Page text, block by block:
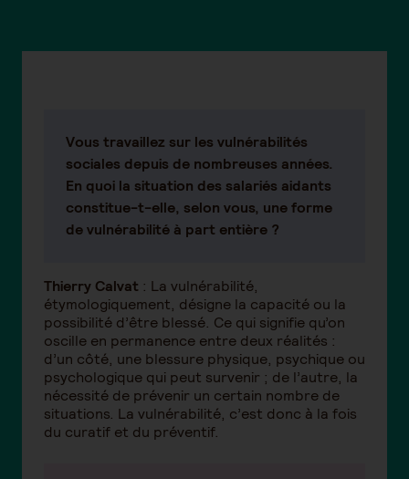
Vous travaillez sur les vulnérabilités
sociales depuis de nombreuses années.
En quoi la situation des salariés aidants
constitue-t-elle, selon vous, une forme
de vulnérabilité à part entière ?
Thierry Calvat : La vulnérabilité,
étymologiquement, désigne la capacité ou la
possibilité d’être blessé. Ce qui signifie qu’on
oscille en permanence entre deux réalités :
d’un côté, une blessure physique, psychique ou
psychologique qui peut survenir ; de l’autre, la
nécessité de prévenir un certain nombre de
situations. La vulnérabilité, c’est donc à la fois
du curatif et du préventif.